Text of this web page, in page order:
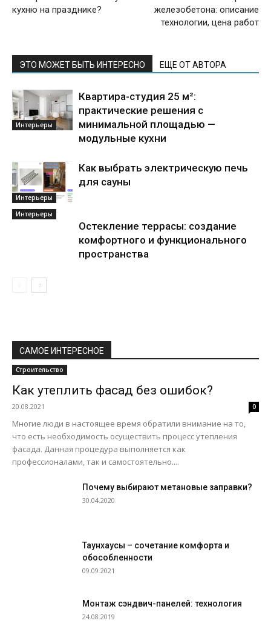
кухню на празднике?
железобетона: описание
технологии, цена работ
ЭТО МОЖЕТ БЫТЬ ИНТЕРЕСНО ЕЩЕ ОТ АВТОРА
Интерьеры
Квартира-студия 25 м²:
практические решения с
минимальной площадью —
модульные кухни
Интерьеры
Как выбрать электрическую печь
для сауны
Интерьеры
Остекление террасы: создание
комфортного и функционального
пространства
САМОЕ ИНТЕРЕСНОЕ
Строительство
Как утеплить фасад без ошибок?
20.08.2021 0
Многие люди в настоящее время обратили внимание на то,
что есть необходимость осуществить процесс утепления
фасада. Данная процедура выполняется как
профессионалами, так и самостоятельно....
Почему выбирают метановые заправки?
30.04.2020
Таунхаусы – сочетание комфорта и
обособленности
09.09.2021
Монтаж сэндвич-панелей: технология
24.08.2019